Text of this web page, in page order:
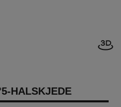
HALSKJEDE